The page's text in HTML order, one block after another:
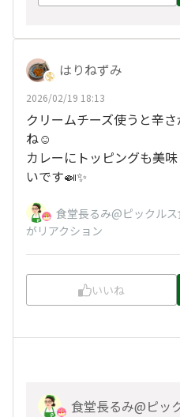
はりねずみ
2026/02/19 18:13
クリームチーズ使うと辛
ね☺️
カレーにトッピングも美
いです🍛✨
食堂長るみ@ピックル
がリアクション
いいね
食堂長るみ@ピッ